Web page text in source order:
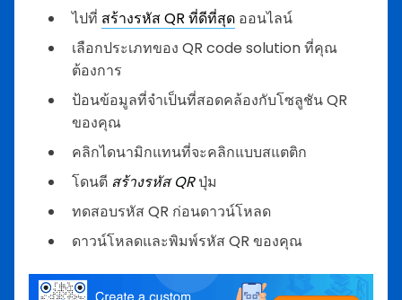
ไปที่ สร้างรหัส QR ที่ดีที่สุด ออนไลน์
เลือกประเภทของ QR code solution ที่คุณ
ต้องการ
ป้อนข้อมูลที่จำเป็นที่สอดคล้องกับโซลูชัน QR
ของคุณ
คลิกไดนามิกแทนที่จะคลิกแบบสแตติก
โดนตี สร้างรหัส QRปุ่ม
ทดสอบรหัส QR ก่อนดาวน์โหลด
ดาวน์โหลดและพิมพ์รหัส QR ของคุณ